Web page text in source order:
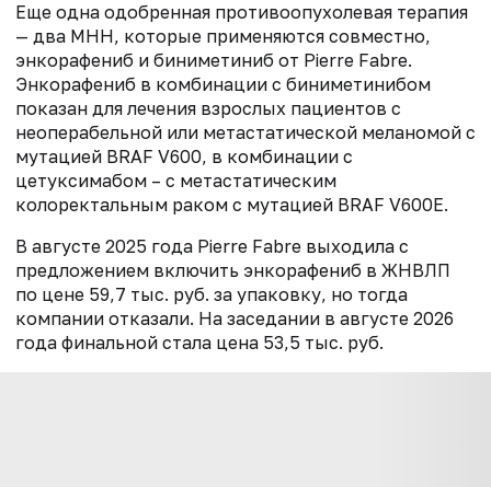
Еще одна одобренная противоопухолевая терапия
— два МНН, которые применяются совместно,
энкорафениб и биниметиниб от Pierre Fabre.
Энкорафениб в комбинации с биниметинибом
показан для лечения взрослых пациентов с
неоперабельной или метастатической меланомой с
мутацией BRAF V600, в комбинации с
цетуксимабом – с метастатическим
колоректальным раком с мутацией BRAF V600E.
В августе 2025 года Pierre Fabre выходила с
предложением включить энкорафениб в ЖНВЛП
по цене 59,7 тыс. руб. за упаковку, но тогда
компании отказали. На заседании в августе 2026
года финальной стала цена 53,5 тыс. руб.